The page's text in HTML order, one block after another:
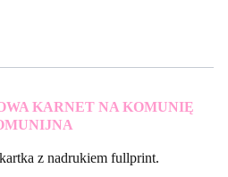
KARNET NA KOMUNIĘ
z nadrukiem fullprint.